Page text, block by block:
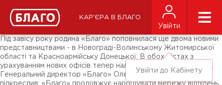
КАР'ЄРА В БЛАГО
Увійти
Увійти до Кабінету
ЗМІ про нас
Підписники соц-мереж
Ярмарки
Під завісу року родина «Благо» поповнилася ще двома новими
представництвами - в Новограді-Волинському Житомирської
області та Красноармійську Донецької. В обох містах з
урахуванням нових офісів тепер налічується по три «Благо».
Генеральний директор «Благо» Олександр Северинов
підкреслив: «Благо» продовжує нарощувати мережу відділень